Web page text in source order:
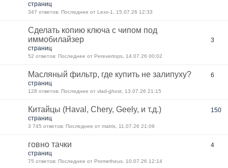
страниц
347 ответов: Последнее от Lexx-1, 15.07.26 12:33
Сделать копию ключа с чипом под
иммобилайзер
3
страниц
52 ответов: Последнее от Perevertops, 14.07.26 00:02
Масляный фильтр, где купить не залипуху?
6
страниц
128 ответов: Последнее от vlad-ghost, 13.07.26 21:15
Китайцы (Haval, Chery, Geely, и т.д.)
150
страниц
3 745 ответов: Последнее от matrix, 11.07.26 21:09
говно тачки
4
страниц
75 ответов: Последнее от Prometheus, 10.07.26 12:14